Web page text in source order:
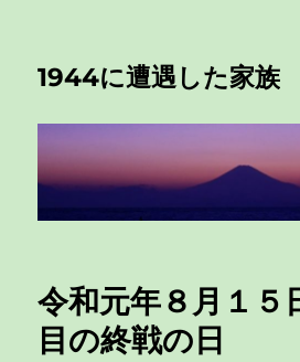
1944に遭遇した家族
令和元年８月１
目の終戦の日